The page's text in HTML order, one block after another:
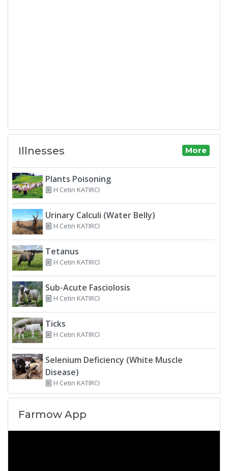
Illnesses More
Plants Poisoning
H Cetin KATIRCI
Urinary Calculi (Water Belly)
H Cetin KATIRCI
Tetanus
H Cetin KATIRCI
Sub-Acute Fasciolosis
H Cetin KATIRCI
Ticks
H Cetin KATIRCI
Selenium Deficiency (White Muscle
Disease)
H Cetin KATIRCI
Farmow App